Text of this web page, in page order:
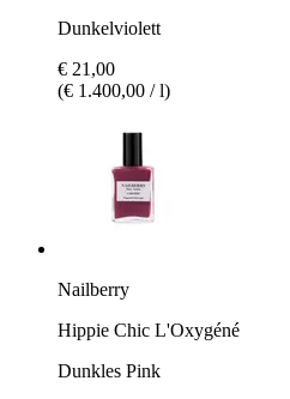
Dunkelviolett
€ 21,00
(€ 1.400,00 / l)
Nailberry
Hippie Chic L'Oxygéné
Dunkles Pink